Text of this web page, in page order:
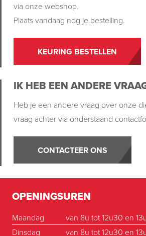
via onze webshop.
Plaats vandaag nog je bestelling.
KEURING BESTELLEN
IK HEB EEN ANDERE
Heb je een andere vraag over onze
vraag achter via onderstaand
CONTACTEER ONS
OPENINGSUREN
Maandag
van 8u tot 12u30 en
Dinsdag
van 8u tot 12u30 en